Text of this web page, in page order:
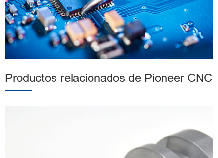
Productos relacionados de Pioneer CNC